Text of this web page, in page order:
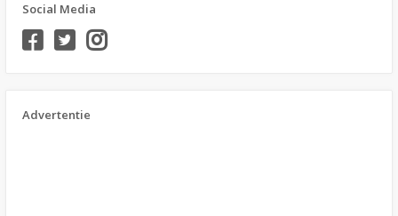
Social Media
Advertentie